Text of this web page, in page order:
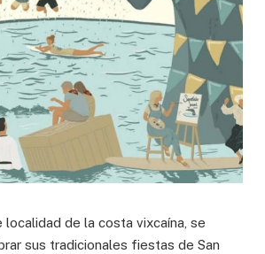
localidad de la costa vixcaína, se
sus tradicionales fiestas de San